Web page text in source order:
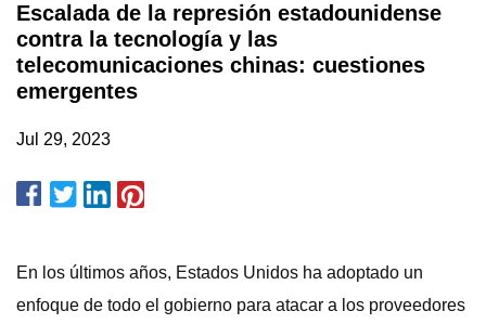
Escalada de la represión estadounidense
contra la tecnología y las
telecomunicaciones chinas: cuestiones
emergentes
Jul 29, 2023
En los últimos años, Estados Unidos ha adoptado un
enfoque de todo el gobierno para atacar a los proveedores